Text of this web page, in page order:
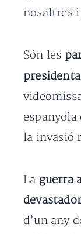
nosaltres
Són les
presidenta
espanyola
la invasió
La guerra
d’un any